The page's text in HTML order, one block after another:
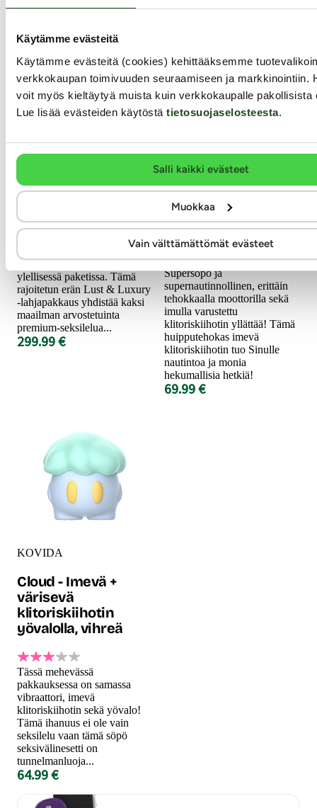
Käytämme evästeitä
Käytämme evästeitä (cookies) kehittääksemme
verkkokaupan toimivuuden seuraamiseen ja markkinointiin.
voit myös kieltäytyä muista kuin verkkokaupalle pakollisista
Lue lisää evästeiden käytöstä tietosuojaselosteesta.
Salli kaikki evästeet
Muokkaa
Vain välttämättömät evästeet
Lust & Luxury -
lahjapakkaus
Womanizer Next & We-Vibe
Sync O – kaksi huippuluokan
nautintolaitetta yhdessä
ylellisessä paketissa. Tämä
rajoitetun erän Lust & Luxury
-lahjapakkaus yhdistää kaksi
maailman arvostetuinta
premium-seksilelua...
299.99 €
Adrien Lastic
Revelation - Imevä
klitoriskiihotin
Testiryhmän testaama!
Supersöpö ja
supernautinnollinen, erittäin
tehokkaalla moottorilla sekä
imulla varustettu
klitoriskiihotin yllättää! Tämä
huipputehokas imevä
klitoriskiihotin tuo Sinulle
nautintoa ja monia
hekumallisia hetkiä!
69.99 €
KOVIDA
Cloud - Imevä +
värisevä
klitoriskiihotin
yövalolla, vihreä
Tässä mehevässä
pakkauksessa on samassa
vibraattori, imevä
klitoriskiihotin sekä yövalo!
Tämä ihanuus ei ole vain
seksilelu vaan tämä söpö
seksivälinesetti on
tunnelmanluoja...
64.99 €